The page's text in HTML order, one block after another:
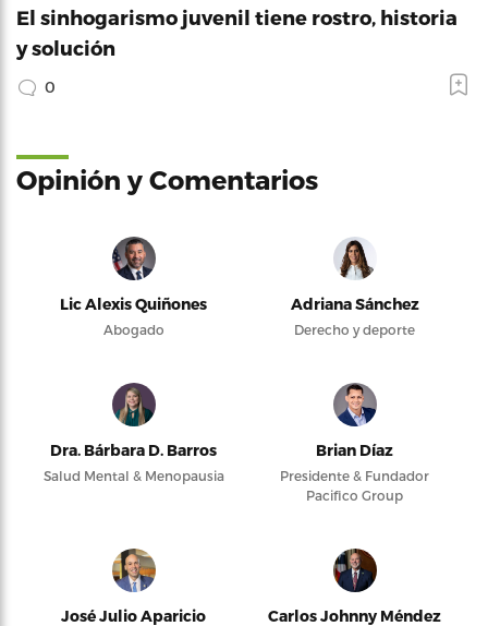
El sinhogarismo juvenil tiene rostro, historia
y solución
0
Opinión y Comentarios
Lic Alexis Quiñones
Abogado
Adriana Sánchez
Derecho y deporte
Dra. Bárbara D. Barros
Salud Mental & Menopausia
Brian Díaz
Presidente & Fundador
Pacifico Group
José Julio Aparicio Carlos Johnny Méndez